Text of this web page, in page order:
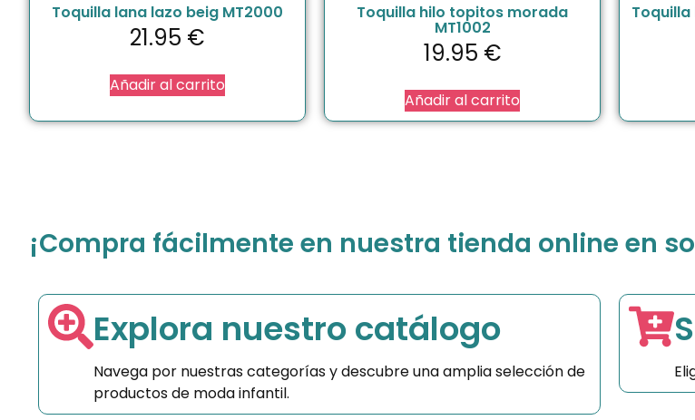
Toquilla lana lazo beig MT2000
21.95 €
Añadir al carrito
Toquilla hilo topitos morada
MT1002
19.95 €
Añadir al carrito
¡Compra fácilmente en nuestra tienda online en
Explora nuestro catálogo
Navega por nuestras categorías y descubre una amplia selección de
productos de moda infantil.